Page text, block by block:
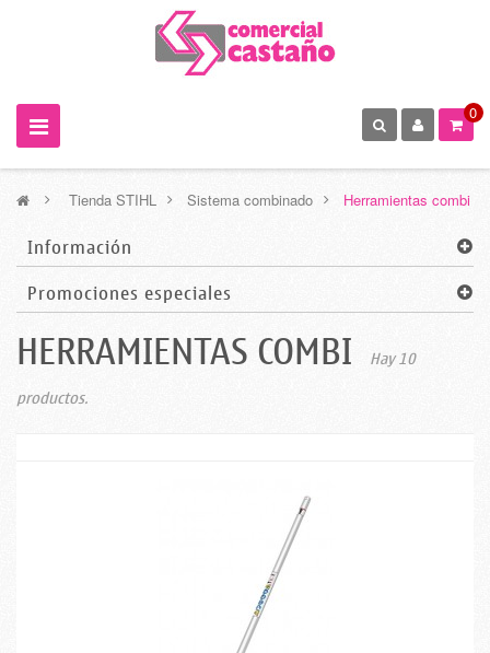
0
> Tienda STIHL > Sistema combinado > Herramientas combi
Información
Promociones especiales
HERRAMIENTAS COMBI
Hay 10
productos.